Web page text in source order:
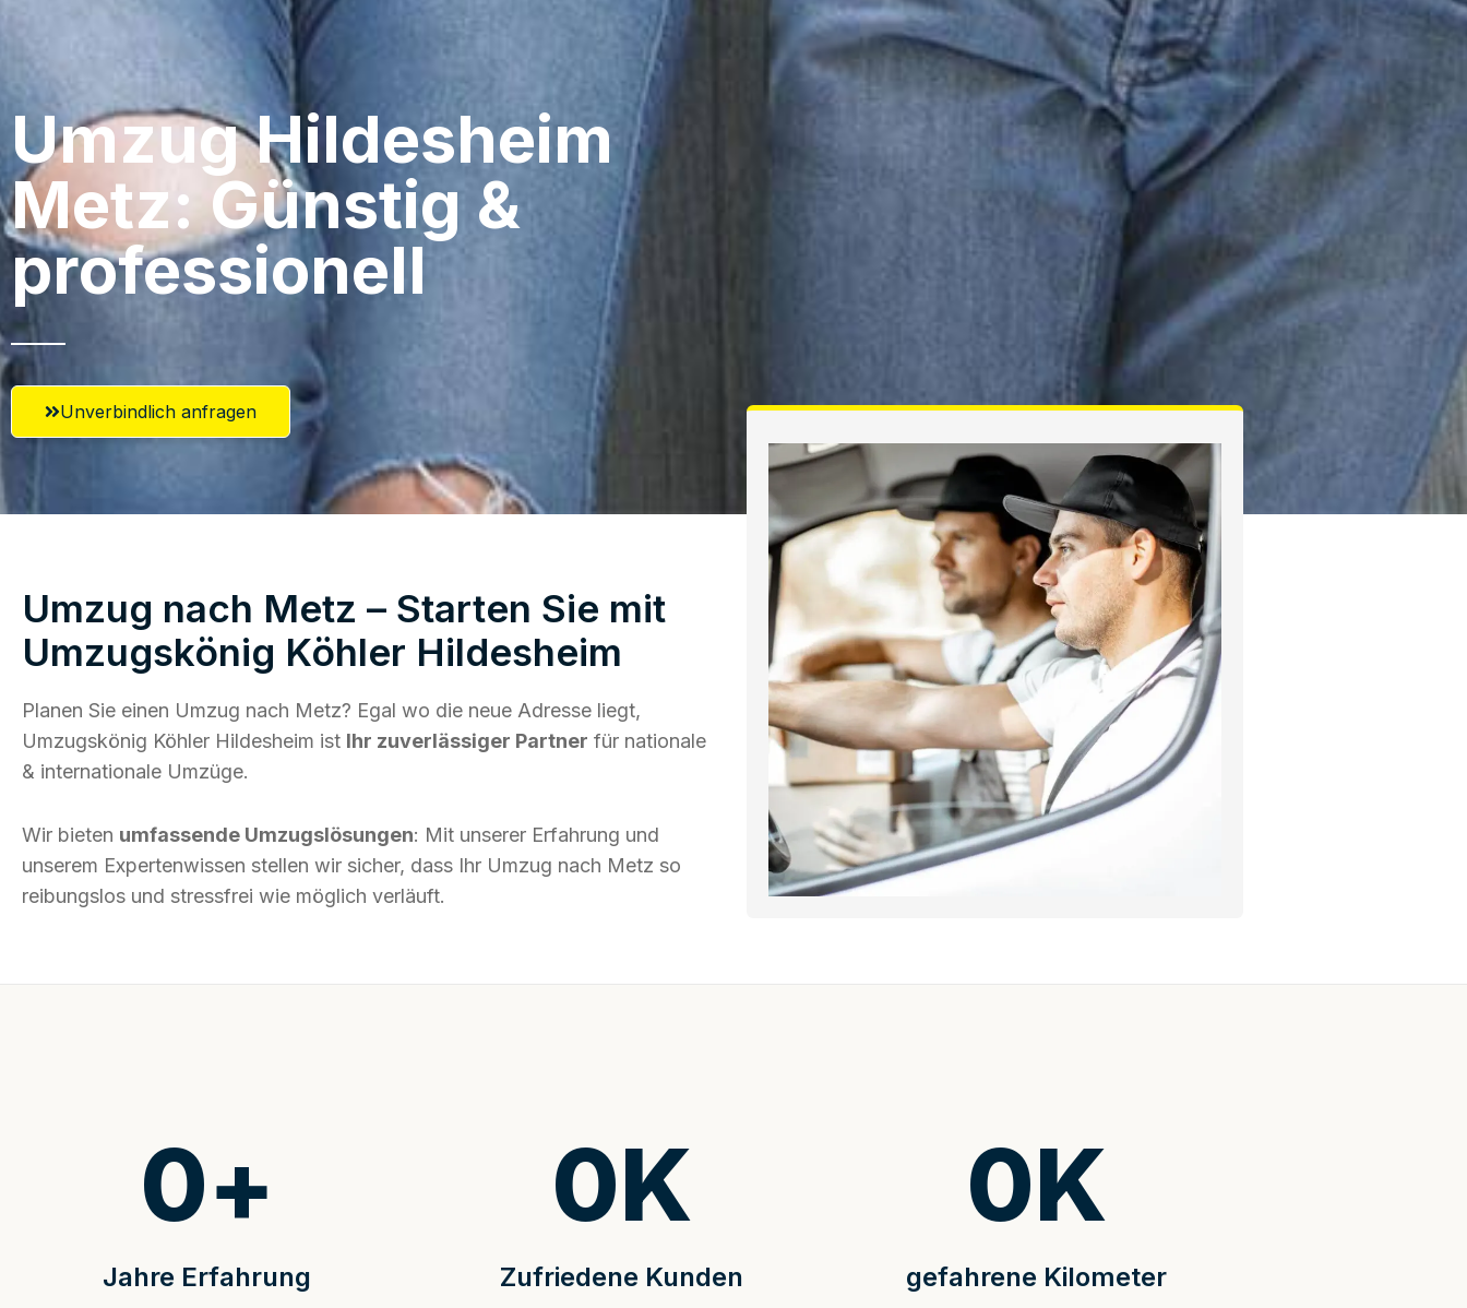
Umzug Hildesheim​
Metz: Günstig &
professionell​
Unverbindlich anfragen
Umzug nach Metz – Starten Sie mit
Umzugskönig Köhler Hildesheim
Planen Sie einen Umzug nach Metz? Egal wo die neue Adresse liegt,
Umzugskönig Köhler Hildesheim ist Ihr zuverlässiger Partner für nationale
& internationale Umzüge.
Wir bieten umfassende Umzugslösungen: Mit unserer Erfahrung und
unserem Expertenwissen stellen wir sicher, dass Ihr Umzug nach Metz so
reibungslos und stressfrei wie möglich verläuft.
Jahre Erfahrung
0+
Zufriedene Kunden
0K
gefahrene Kilometer
0K